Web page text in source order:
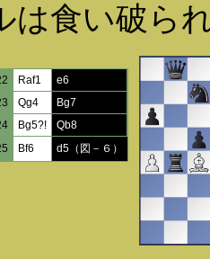
は食い破ら
Raf1
e6
Qg4
Bg7
Bg5?!
Qb8
Bf6 d5（図－６）